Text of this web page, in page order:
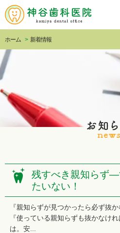
ホーム > 新着情報
残すべき親知らず―
たいない！
『親知らずが見つかったら必ず抜
『使っている親知らずも抜かなけ
は。安...